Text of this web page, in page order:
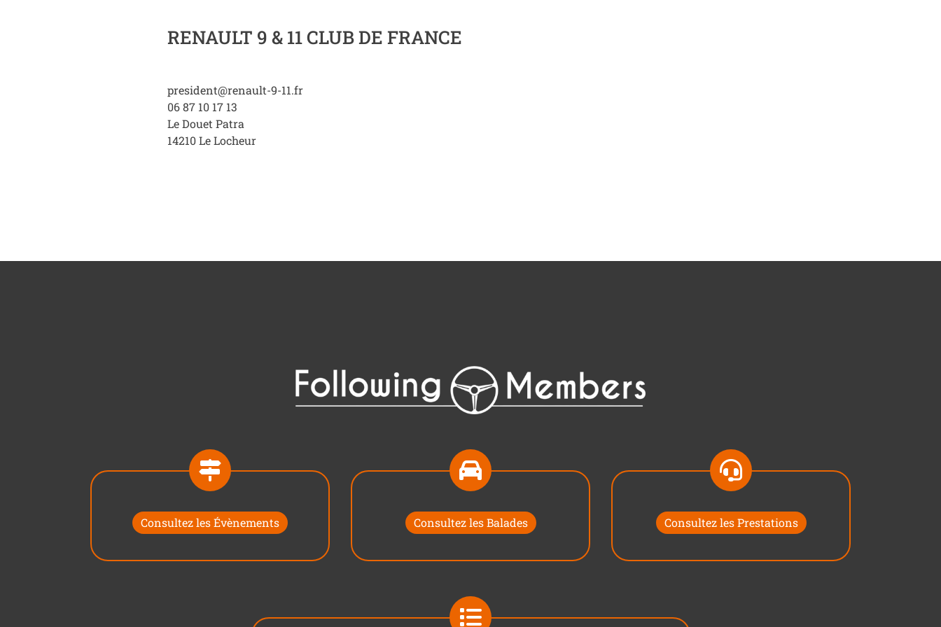
RENAULT 9 & 11 CLUB DE FRANCE
president@renault-9-11.fr
06 87 10 17 13
Le Douet Patra
14210Le Locheur
Consultez les Évènements Consultez les Balades Consultez les Prestations